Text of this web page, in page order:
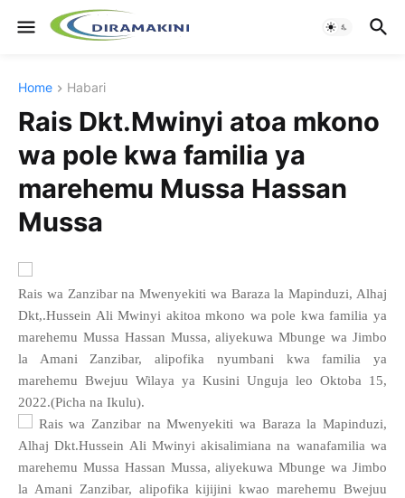
Home Habari
Rais Dkt.Mwinyi atoa mkono
wa pole kwa familia ya
marehemu Mussa Hassan
Mussa
Rais wa Zanzibar na Mwenyekiti wa Baraza la Mapinduzi, Alhaj
Dkt,.Hussein Ali Mwinyi akitoa mkono wa pole kwa familia ya
marehemu Mussa Hassan Mussa, aliyekuwa Mbunge wa Jimbo
la Amani Zanzibar, alipofika nyumbani kwa familia ya
marehemu Bwejuu Wilaya ya Kusini Unguja leo Oktoba 15,
2022.(Picha na Ikulu).
Rais wa Zanzibar na Mwenyekiti wa Baraza la Mapinduzi,
Alhaj Dkt.Hussein Ali Mwinyi akisalimiana na wanafamilia wa
marehemu Mussa Hassan Mussa, aliyekuwa Mbunge wa Jimbo
la Amani Zanzibar, alipofika kijijini kwao marehemu Bwejuu